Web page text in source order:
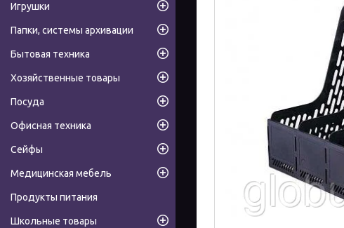
Игрушки
Папки, системы архивации
Бытовая техника
Хозяйственные товары
Посуда
Офисная техника
Сейфы
Медицинская мебель
Продукты питания
Школьные товары